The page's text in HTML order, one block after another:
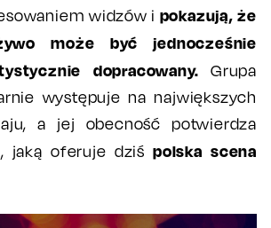
widzów i pokazują, że
może być jednocześnie
dopracowany. Grupa
występuje na największych
a jej obecność potwierdza
jaką oferuje dziśpolska scena